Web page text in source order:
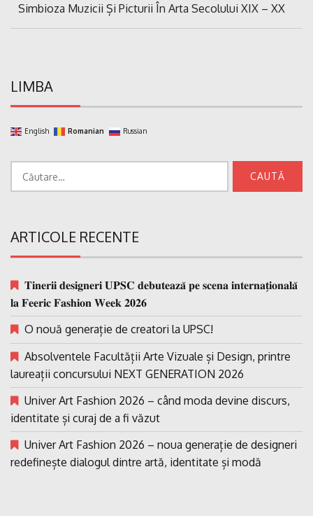
articole
Previous
Post:
Simbioza Muzicii Și Picturii În Arta Secolului XIX – XX
LIMBA
English Romanian Russian
ARTICOLE RECENTE
𝐓𝐢𝐧𝐞𝐫𝐢𝐢 𝐝𝐞𝐬𝐢𝐠𝐧𝐞𝐫𝐢 𝐔𝐏𝐒𝐂 𝐝𝐞𝐛𝐮𝐭𝐞𝐚𝐳𝐚̆ 𝐩𝐞 𝐬𝐜𝐞𝐧𝐚 𝐢𝐧𝐭𝐞𝐫𝐧𝐚𝐭̗𝐢𝐨𝐧𝐚𝐥𝐚̆
𝐥𝐚 𝐅𝐞𝐞𝐫𝐢𝐜 𝐅𝐚𝐬𝐡𝐢𝐨𝐧 𝐖𝐞𝐞𝐤 𝟐𝟎𝟐𝟔
O nouă generație de creatori la UPSC!
Absolventele Facultății Arte Vizuale și Design, printre
laureații concursului NEXT GENERATION 2026
Univer Art Fashion 2026 – când moda devine discurs,
identitate și curaj de a fi văzut
Univer Art Fashion 2026 – noua generație de designeri
redefinește dialogul dintre artă, identitate și modă